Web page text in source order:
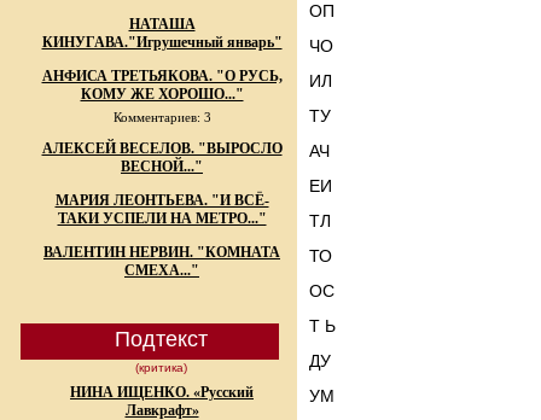
НАТАША
КИНУГАВА."Игрушечный январь"
АНФИСА ТРЕТЬЯКОВА. "О РУСЬ,
КОМУ ЖЕ ХОРОШО..."
Комментариев: 3
АЛЕКСЕЙ ВЕСЕЛОВ. "ВЫРОСЛО
ВЕСНОЙ..."
МАРИЯ ЛЕОНТЬЕВА. "И ВСЁ-
ТАКИ УСПЕЛИ НА МЕТРО..."
ВАЛЕНТИН НЕРВИН. "КОМНАТА
СМЕХА..."
Подтекст
(критика)
НИНА ИЩЕНКО. «Русский
Лавкрафт»
ОП
ЧО
ИЛ
ТУ
АЧ
ЕИ
ТЛ
ТО
ОС
Т Ь
ДУ
УМ